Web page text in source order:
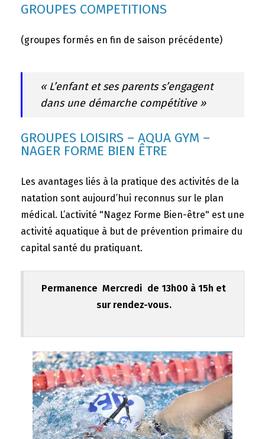
GROUPES COMPETITIONS
(groupes formés en fin de saison précédente)
« L’enfant et ses parents s’engagent
dans une démarche compétitive »
GROUPES LOISIRS – AQUA GYM –
NAGER FORME BIEN ÊTRE
Les avantages liés à la pratique des activités de la
natation sont aujourd’hui reconnus sur le plan
médical. L’activité "Nagez Forme Bien-être" est une
activité aquatique à but de prévention primaire du
capital santé du pratiquant.
Permanence Mercredi de 13h00 à 15h et
sur rendez-vous.